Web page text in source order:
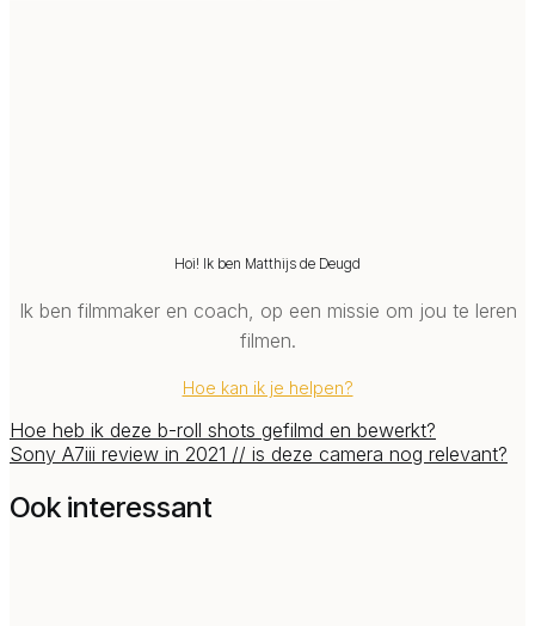
Hoi! Ik ben Matthijs de Deugd
Ik ben filmmaker en coach, op een missie om jou te leren
filmen.
Hoe kan ik je helpen?
Hoe heb ik deze b-roll shots gefilmd en bewerkt?
Sony A7iii review in 2021 // is deze camera nog relevant?
Ook interessant